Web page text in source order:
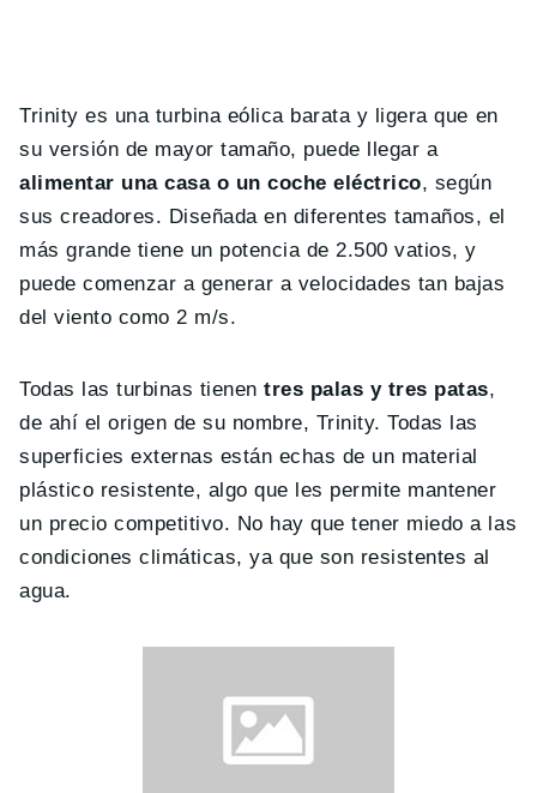
Trinity es una turbina eólica barata y ligera que en
su versión de mayor tamaño, puede llegar a
alimentar una casa o un coche eléctrico, según
sus creadores. Diseñada en diferentes tamaños, el
más grande tiene un potencia de 2.500 vatios, y
puede comenzar a generar a velocidades tan bajas
del viento como 2 m/s.
Todas las turbinas tienentres palas y tres patas,
de ahí el origen de su nombre, Trinity. Todas las
superficies externas están echas de un material
plástico resistente, algo que les permite mantener
un precio competitivo. No hay que tener miedo a las
condiciones climáticas, ya que son resistentes al
agua.